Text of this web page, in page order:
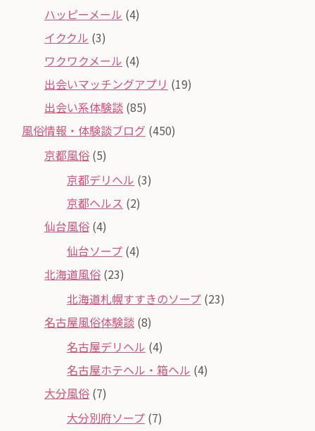
ハッピーメール (4)
イククル (3)
ワクワクメール (4)
出会いマッチングアプリ (19)
出会い系体験談 (85)
風俗情報・体験談ブログ (450)
京都風俗 (5)
京都デリヘル (3)
京都ヘルス (2)
仙台風俗 (4)
仙台ソープ (4)
北海道風俗 (23)
北海道札幌すすきのソープ (23)
名古屋風俗体験談 (8)
名古屋デリヘル (4)
名古屋ホテヘル・箱ヘル (4)
大分風俗 (7)
大分別府ソープ (7)